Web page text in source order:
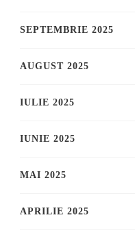
SEPTEMBRIE 2025
AUGUST 2025
IULIE 2025
IUNIE 2025
MAI 2025
APRILIE 2025